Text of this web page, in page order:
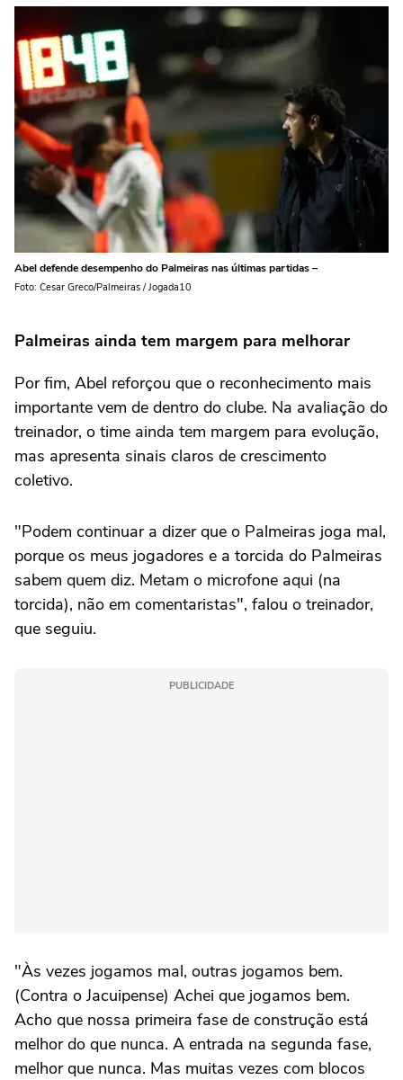
Abel defende desempenho do Palmeiras nas últimas partidas –
Foto: Cesar Greco/Palmeiras / Jogada10
Palmeiras ainda tem margem para melhorar
Por fim, Abel reforçou que o reconhecimento mais
importante vem de dentro do clube. Na avaliação do
treinador, o time ainda tem margem para evolução,
mas apresenta sinais claros de crescimento
coletivo.
"Podem continuar a dizer que o Palmeiras joga mal,
porque os meus jogadores e a torcida do Palmeiras
sabem quem diz. Metam o microfone aqui (na
torcida), não em comentaristas", falou o treinador,
que seguiu.
PUBLICIDADE
"Às vezes jogamos mal, outras jogamos bem.
(Contra o Jacuipense) Achei que jogamos bem.
Acho que nossa primeira fase de construção está
melhor do que nunca. A entrada na segunda fase,
melhor que nunca. Mas muitas vezes com blocos